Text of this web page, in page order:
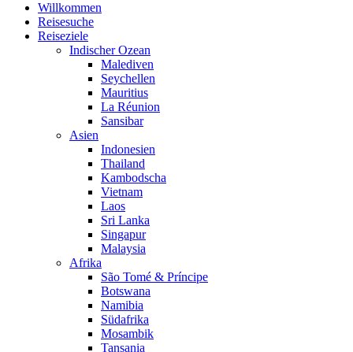
Willkommen
Reisesuche
Reiseziele
Indischer Ozean
Malediven
Seychellen
Mauritius
La Réunion
Sansibar
Asien
Indonesien
Thailand
Kambodscha
Vietnam
Laos
Sri Lanka
Singapur
Malaysia
Afrika
São Tomé & Príncipe
Botswana
Namibia
Südafrika
Mosambik
Tansania